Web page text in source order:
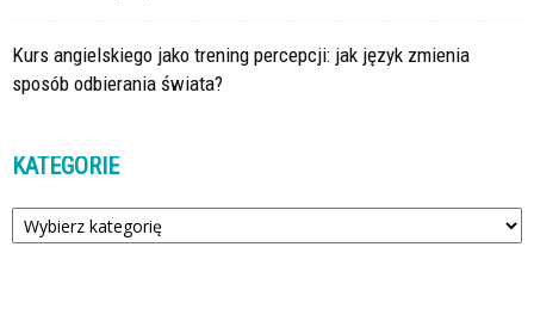
Kurs angielskiego jako trening percepcji: jak język zmienia
sposób odbierania świata?
KATEGORIE
Kategorie